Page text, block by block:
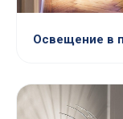
Освещение в